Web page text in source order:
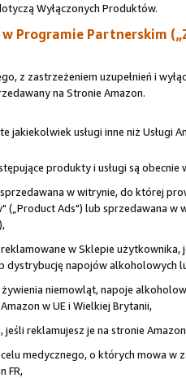
Wyłączonych Produktów.
Programie Partnerskim
z zastrzeżeniem uzupełnień i
na Stronie Amazon.
jakiekolwiek usługi inne niż Usługi
produkty i usługi są
w witrynie, do której
(„Product Ads") lub sprzedawana
w Sklepie
dystrybucję napojów alkoholowych
niemowląt, napoje
w UE i Wielkiej Brytanii,
reklamujesz je na stronie Amazon
medycznego, o których mowa w
FR,